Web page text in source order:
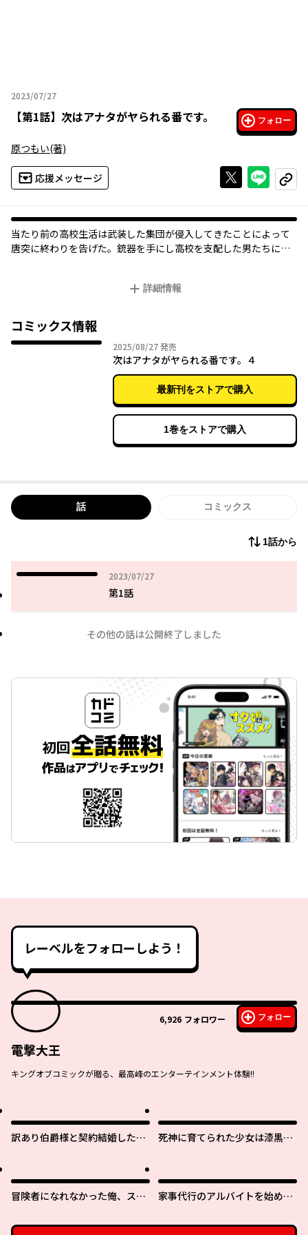
2023/07/27
2023年07月27日
【第1話】 次はアナタがヤられる番です。 フォロー
原つもい(著)
応援メッセージ Xで投稿する
ライン
コピー
当たり前の高校生活は武装した集団が侵入してきたことによって
唐突に終わりを告げた。銃器を手にし高校を支配した男たちに生
詳細情報
コミックス情報
2025/08/272025年08月27日
発売
次はアナタがヤられる番です。４
最新刊をストアで購入
1巻をストアで購入
話 コミックス
1話から
2023/07/27
2023年07月27日
第1話
その他の話は公開終了しました
レーベルをフォローしよう！
6,926 フォロワー フォロー
電撃大王
キングオブコミックが贈る、最高峰のエンターテインメント体験!!
訳あり伯爵様と契約結婚した
死神に育てられた少女は漆黒の
冒険者になれなかった俺、スキ
の子を人助け!?
家事代行のアルバイトを始めた
入られちゃいました。